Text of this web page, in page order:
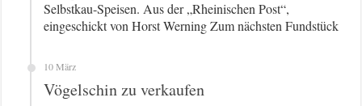
Selbstkau-Speisen. Aus der „Rheinischen Post“,
eingeschickt von Horst Werning Zum nächsten Fundstück
10 März
Vögelschin zu verkaufen